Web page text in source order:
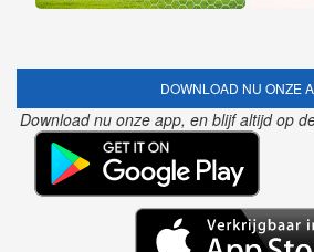
DOWNLOAD NU ONZE
Download nu onze app, en blijf altijd op